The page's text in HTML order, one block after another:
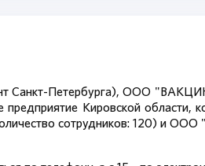
Санкт-Петербурга), ООО
Кировской области,
сотрудников: 120) и